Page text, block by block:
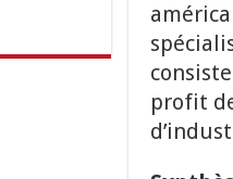
profit